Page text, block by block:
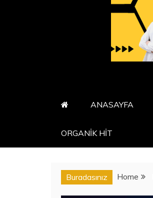
ANASAYFA
ORGANİK HİT
Buradasınız Home